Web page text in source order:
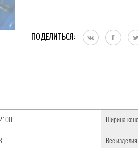
ПОДЕЛИТЬСЯ:
Ширина
Вес изделия